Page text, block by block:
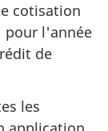
cotisation
pour l'année
de
les